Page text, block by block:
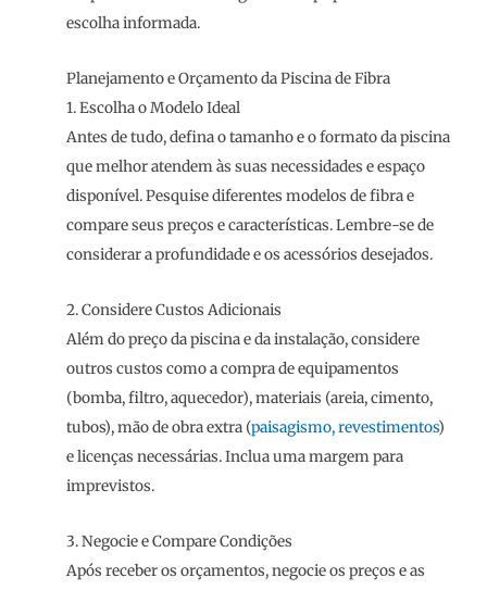
escolha informada.
Planejamento e Orçamento da Piscina de Fibra
1. Escolha o Modelo Ideal
Antes de tudo, defina o tamanho e o formato da piscina
que melhor atendem às suas necessidades e espaço
disponível. Pesquise diferentes modelos de fibra e
compare seus preços e características. Lembre-se de
considerar a profundidade e os acessórios desejados.
2. Considere Custos Adicionais
Além do preço da piscina e da instalação, considere
outros custos como a compra de equipamentos
(bomba, filtro, aquecedor), materiais (areia, cimento,
tubos), mão de obra extra (paisagismo, revestimentos)
e licenças necessárias. Inclua uma margem para
imprevistos.
3. Negocie e Compare Condições
Após receber os orçamentos, negocie os preços e as